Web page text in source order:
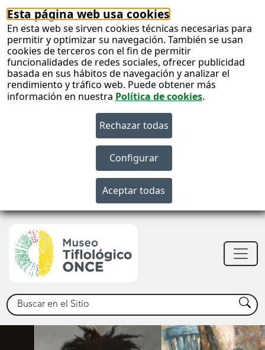
Esta página web usa cookies
En esta web se sirven cookies técnicas necesarias para
permitir y optimizar su navegación. También se usan
cookies de terceros con el fin de permitir
funcionalidades de redes sociales, ofrecer publicidad
basada en sus hábitos de navegación y analizar el
rendimiento y tráfico web. Puede obtener más
información en nuestra Política de cookies.
Buscar Buscar